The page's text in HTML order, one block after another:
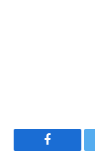
Facebook